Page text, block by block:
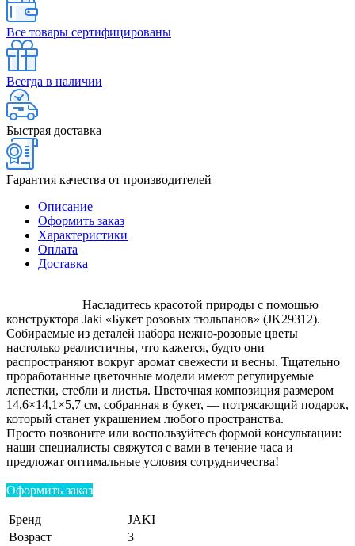
Все товары сертифицированы
Всегда в наличии
Быстрая доставка
Гарантия качества от производителей
Описание
Оформить заказ
Характеристики
Оплата
Доставка
Насладитесь красотой природы с помощью
конструктора Jaki «Букет розовых тюльпанов» (JK29312).
Собираемые из деталей набора нежно-розовые цветы
настолько реалистичны, что кажется, будто они
распространяют вокруг аромат свежести и весны. Тщательно
проработанные цветочные модели имеют регулируемые
лепестки, стебли и листья. Цветочная композиция размером
14,6×14,1×5,7 см, собранная в букет, — потрясающий подарок,
который станет украшением любого пространства.
Просто позвоните или воспользуйтесь формой консультации:
наши специалисты свяжутся с вами в течение часа и
предложат оптимальные условия сотрудничества!
Оформить заказ
Бренд
JAKI
Возраст
3